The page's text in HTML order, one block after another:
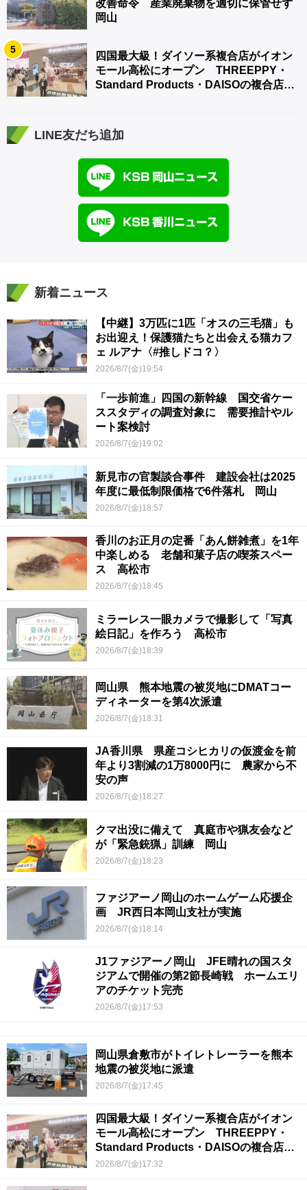
改善命令 産業廃棄物を適切に保管せず
岡山
5
四国最大級！ダイソー系複合店がイオン
モール高松にオープン THREEPPY・
Standard Products・DAISOの複合店は
LINE友だち追加
新着ニュース
【中継】3万匹に1匹「オスの三毛猫」も
お出迎え！保護猫たちと出会える猫カフ
ェ ルアナ〈#推しドコ？〉
2026/8/7(金)19:54
「一歩前進」四国の新幹線 国交省ケー
ススタディの調査対象に 需要推計やル
ート案検討
2026/8/7(金)19:02
新見市の官製談合事件 建設会社は2025
年度に最低制限価格で6件落札 岡山
2026/8/7(金)18:57
香川のお正月の定番「あん餅雑煮」を1年
中楽しめる 老舗和菓子店の喫茶スペー
ス 高松市
2026/8/7(金)18:45
ミラーレス一眼カメラで撮影して「写真
絵日記」を作ろう 高松市
2026/8/7(金)18:39
岡山県 熊本地震の被災地にDMATコー
ディネーターを第4次派遣
2026/8/7(金)18:31
JA香川県 県産コシヒカリの仮渡金を前
年より3割減の1万8000円に 農家から不
安の声
2026/8/7(金)18:27
クマ出没に備えて 真庭市や猟友会など
が「緊急銃猟」訓練 岡山
2026/8/7(金)18:23
ファジアーノ岡山のホームゲーム応援企
画 JR西日本岡山支社が実施
2026/8/7(金)18:14
J1ファジアーノ岡山 JFE晴れの国スタ
ジアムで開催の第2節長崎戦 ホームエリ
アのチケット完売
2026/8/7(金)17:53
岡山県倉敷市がトイレトレーラーを熊本
地震の被災地に派遣
2026/8/7(金)17:45
四国最大級！ダイソー系複合店がイオン
モール高松にオープン THREEPPY・
Standard Products・DAISOの複合店は
香川県初
2026/8/7(金)17:32